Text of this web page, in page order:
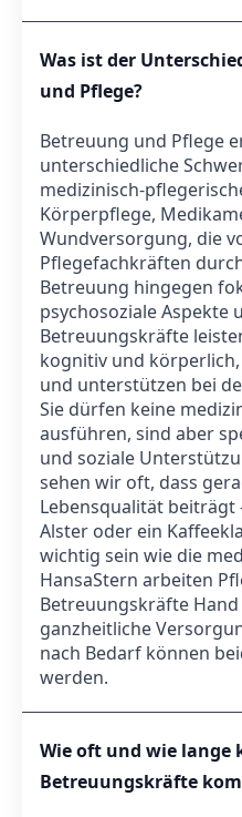
Was ist der
und Pflege?
Betreuung und Pflege
unterschiedliche
medizinisch-
Körperpflege,
Wundversorgung, die
Pflegefachkräften
Betreuung hingegen
psychosoziale Aspekte
Betreuungskräfte
kognitiv und
und unterstützen bei
Sie dürfen keine
ausführen, sind aber
und soziale
sehen wir oft, dass
Lebensqualität beiträgt
Alster oder ein
wichtig sein wie die
HansaStern arbeiten
Betreuungskräfte
ganzheitliche
nach Bedarf können
werden.
Wie oft und wie lange
Betreuungskräfte